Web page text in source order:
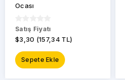
Ocası
Satış Fiyatı
$3,30 (157,34 TL)
Sepete Ekle